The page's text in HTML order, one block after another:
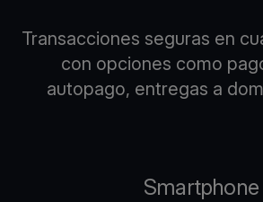
Transacciones seguras en
con opciones como
autopago, entregas a
Smartphone